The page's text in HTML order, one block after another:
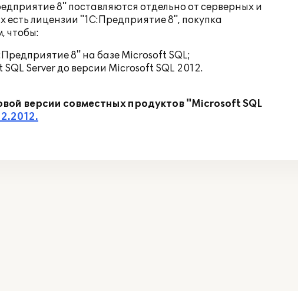
8" поставляются отдельно от серверных и
есть лицензии "1С:Предприятие 8", покупка
чтобы:
8" на базе Microsoft SQL;
Server до версии Microsoft SQL 2012.
версии совместных продуктов "Microsoft SQL